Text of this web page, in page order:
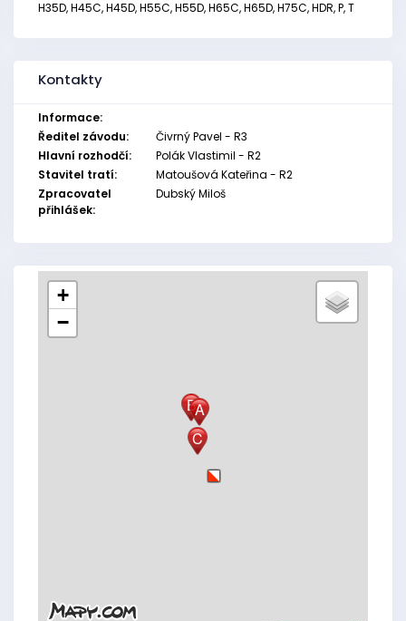
H35D, H45C, H45D, H55C, H55D, H65C, H65D, H75C, HDR, P, T
Kontakty
Informace:
Ředitel závodu:
Čivrný Pavel - R3
Hlavní rozhodčí:
Polák Vlastimil - R2
Stavitel tratí:
Matoušová Kateřina - R2
Zpracovatel
přihlášek:
Dubský Miloš
A
B
C
+
−